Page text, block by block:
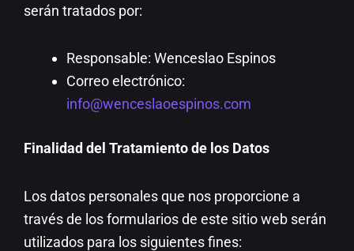
serán tratados por:
Responsable: Wenceslao Espinos
Correo electrónico:
info@wenceslaoespinos.com
Finalidad del Tratamiento de los Datos
Los datos personales que nos proporcione a
través de los formularios de este sitio web serán
utilizados para los siguientes fines: